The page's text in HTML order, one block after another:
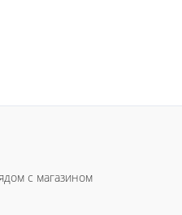
с магазином